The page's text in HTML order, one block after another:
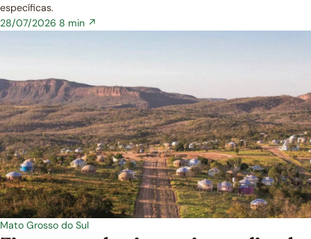
específicas.
28/07/2026 8 min ↗
Mato Grosso do Sul